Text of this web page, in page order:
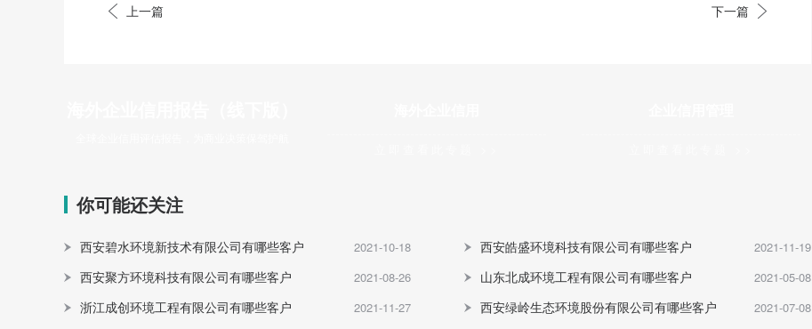
上一篇 下一篇
你可能还关注
西安碧水环境新技术有限公司有哪些客户 2021-10-18 西安皓盛环境科技有限公司有哪些客户 2021-11-19
西安聚方环境科技有限公司有哪些客户 2021-08-26 山东北成环境工程有限公司有哪些客户 2021-05-08
浙江成创环境工程有限公司有哪些客户 2021-11-27 西安绿岭生态环境股份有限公司有哪些客户 2021-07-08